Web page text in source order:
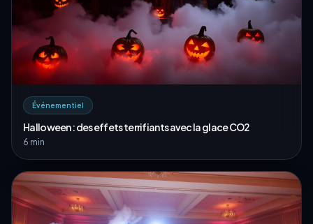
Événementiel
Halloween : des effets terrifiants avec la glace CO2
6 min